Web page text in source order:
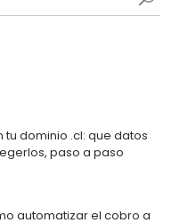
tu dominio .cl: que datos
paso a paso
automatizar el cobro a